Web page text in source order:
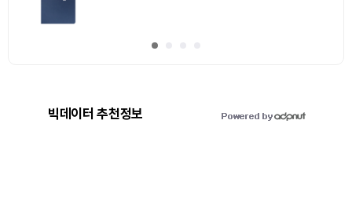
빅데이터 추천정보